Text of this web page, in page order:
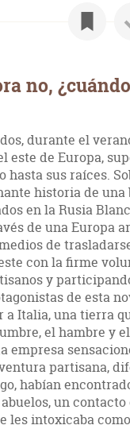
no,
durante el
este de Europa,
sus raíces.
historia de
en la Rusia
de una Europa
de
con la firme
y
de esta
a Italia, una tierra
el hambre y
empresa
partisana,
habían
un
les intoxicaba